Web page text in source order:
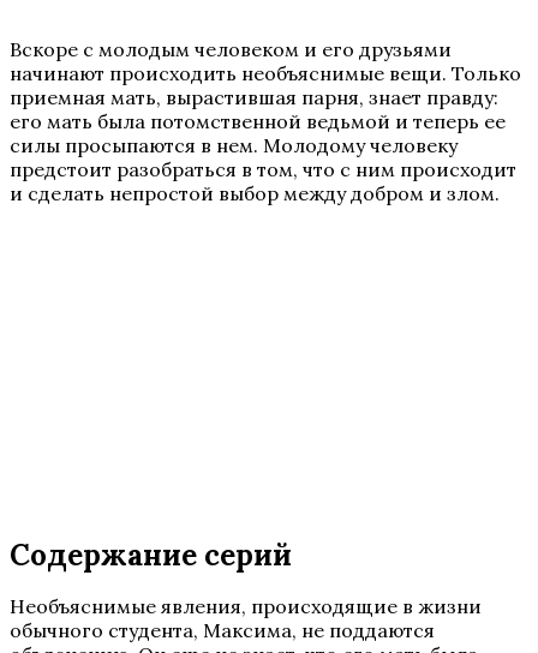
Вскоре с молодым человеком и его друзьями
начинают происходить необъяснимые вещи. Только
приемная мать, вырастившая парня, знает правду:
его мать была потомственной ведьмой и теперь ее
силы просыпаются в нем. Молодому человеку
предстоит разобраться в том, что с ним происходит
и сделать непростой выбор между добром и злом.
Содержание серий
Необъяснимые явления, происходящие в жизни
обычного студента, Максима, не поддаются